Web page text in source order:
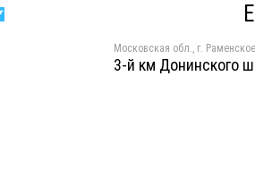
Московская обл., г.
3-й км Донинского